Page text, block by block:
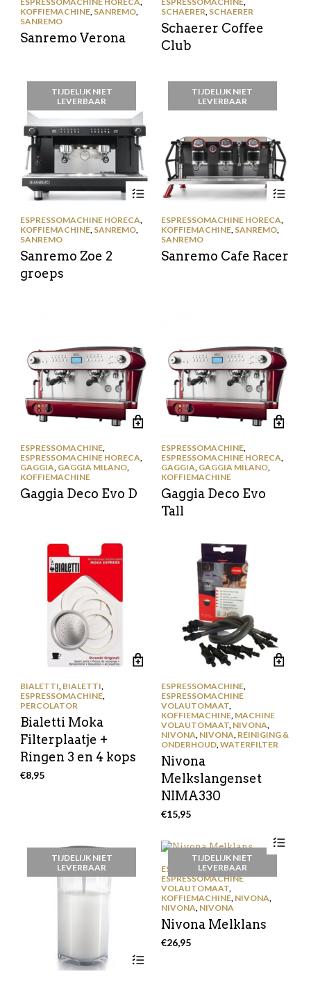
KOFFIEMACHINE, SANREMO,
SANREMO
Sanremo Verona
SCHAERER SCHAERER
Schaerer Coffee
Club
TIJDELIJK NIET
LEVERBAAR
ESPRESSOMACHINE HORECA,
KOFFIEMACHINE, SANREMO,
SANREMO
Sanremo Zoe 2
groeps
TIJDELIJK NIET
LEVERBAAR
ESPRESSOMACHINE HORECA,
KOFFIEMACHINE, SANREMO,
SANREMO
Sanremo Cafe Racer
ESPRESSOMACHINE,
ESPRESSOMACHINE HORECA,
GAGGIA, GAGGIA MILANO,
KOFFIEMACHINE
Gaggia Deco Evo D
ESPRESSOMACHINE,
ESPRESSOMACHINE HORECA,
GAGGIA, GAGGIA MILANO,
KOFFIEMACHINE
Gaggia Deco Evo
Tall
BIALETTI BIALETTI
ESPRESSOMACHINE,
PERCOLATOR
Bialetti Moka
Filterplaatje +
Ringen 3 en 4 kops
€8,95
ESPRESSOMACHINE,
ESPRESSOMACHINE
VOLAUTOMAAT,
KOFFIEMACHINE, MACHINE
VOLAUTOMAAT, NIVONA
NIVONA NIVONA REINIGING &
ONDERHOUD, WATERFILTER
Nivona
Melkslangenset
NIMA330
€15,95
TIJDELIJK NIET
LEVERBAAR
TIJDELIJK NIET
LEVERBAAR
ESPRESSOMACHINE,
ESPRESSOMACHINE
VOLAUTOMAAT,
KOFFIEMACHINE, NIVONA
NIVONA NIVONA
Nivona Melklans
€26,95